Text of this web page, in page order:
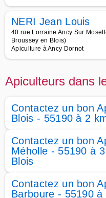
NERI Jean Louis
40 rue Lorraine Ancy Sur
Broussey en Blois)
Apiculture à Ancy Dornot
Apiculteurs dans
Contactez un bon
Blois - 55190 à 2
Contactez un bon
Méholle - 55190 à
Blois
Contactez un bon
Barboure - 55190